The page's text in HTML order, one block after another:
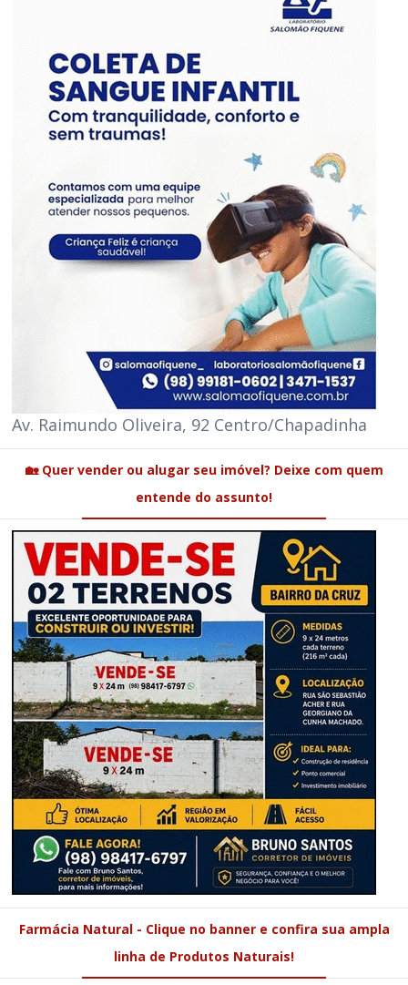
Av. Raimundo Oliveira, 92 Centro/Chapadinha
🏡 Quer vender ou alugar seu imóvel? Deixe com quem
entende do assunto!
Farmácia Natural - Clique no banner e confira sua ampla
linha de Produtos Naturais!